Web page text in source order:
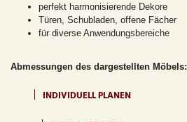
perfekt harmonisierende Dekore
Türen, Schubladen, offene Fächer
für diverse Anwendungsbereiche
Abmessungen des dargestellten Möbels:
INDIVIDUELL PLANEN